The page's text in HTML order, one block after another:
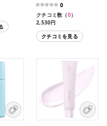
0
クチコミ数（0）
2,530円
クチコミを見る